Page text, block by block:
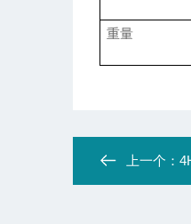
重量
上一个：